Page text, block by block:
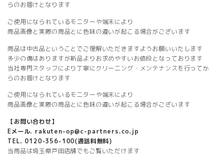
らのお届けとなります
ご使用になられているモニターや端末により
商品画像と実際の商品とに色味の違いが起こる場合がございます
商品は中古品ということでご理解いただきますようお願いいたします
多少の傷はありますが新品よりお求めやすいお値段となっております
当社専門スタッフにより丁寧にクリーニング・メンテナンスを行ってか
らのお届けとなります
ご使用になられているモニターや端末により
商品画像と実際の商品とに色味の違いが起こる場合がございます
【お問い合わせ】
Eメール. rakuten-op@c-partners.co.jp
TEL. 0120-356-100(通話料無料)
当商品は埼玉県戸田店舗でもご覧いただけます